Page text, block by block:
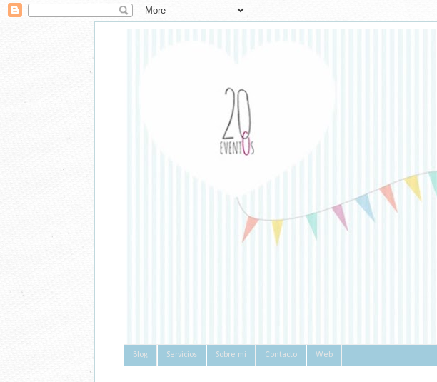
Blog Servicios Sobre mí Contacto Web